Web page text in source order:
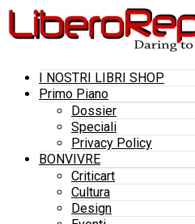
I NOSTRI LIBRI SHOP
Primo Piano
Dossier
Speciali
Privacy Policy
BONVIVRE
Criticart
Cultura
Design